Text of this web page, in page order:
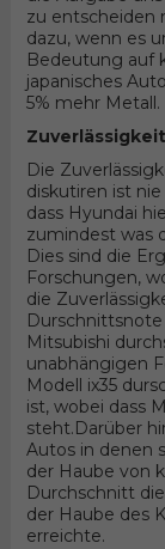
zu entscheiden
dazu, wenn es
Bedeutung auf
japanisches
5% mehr Metall.
Zuverlässigkeit
Die
diskutiren ist
dass Hyundai
zumindest was
Dies sind die
Forschungen,
die
Mitsubishi
unabhängigen
Modell ix35
ist, wobei dass
steht.Darüber
Autos in denen
der Haube von
Durchschnitt
der Haube des
erreichte.